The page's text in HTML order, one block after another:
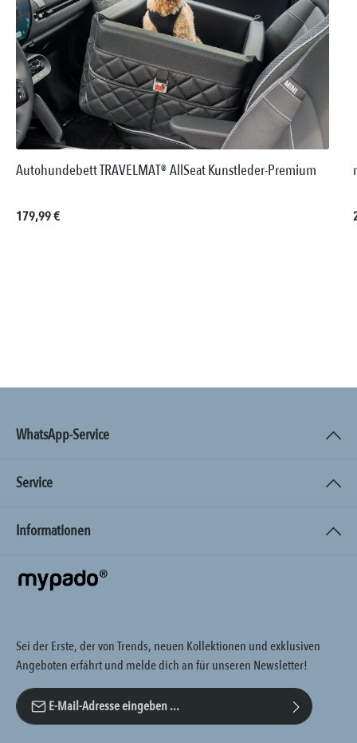
Autohundebett TRAVELMAT® AllSeat Kunstleder-Premium
Regulärer Preis:
179,99 €
WhatsApp-Service
Service
Informationen
Sei der Erste, der von Trends, neuen Kollektionen und exklusiven
Angeboten erfährt und melde dich an für unseren Newsletter!
E-Mail-Adresse*